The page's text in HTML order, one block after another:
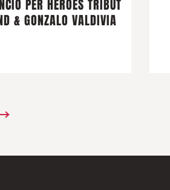
PER HÉROES TRIBUT
& GONZALO VALDIVIA